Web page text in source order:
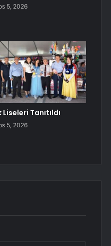
5, 2026
Tanıtıldı
5, 2026